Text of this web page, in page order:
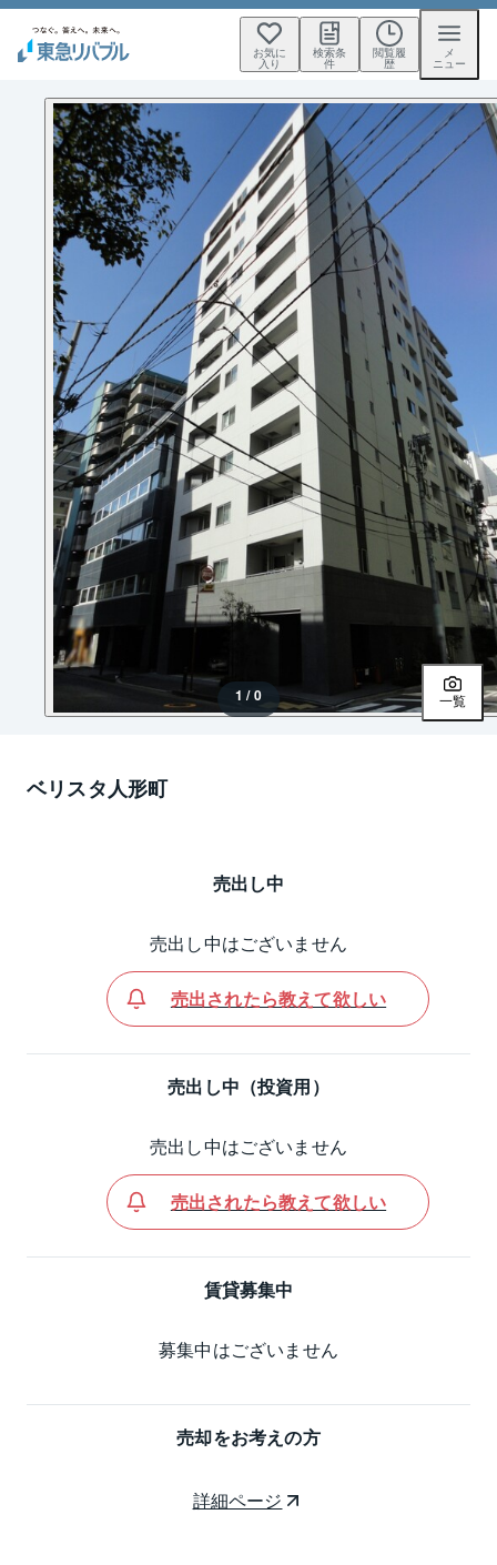
お気に
入り
検索条
件
閲覧履
歴
メ
ニュー
1 / 0 一覧
ベリスタ人形町
売出し中
売出し中はございません
売出されたら教えて欲しい
売出し中（投資用）
売出し中はございません
売出されたら教えて欲しい
賃貸募集中
募集中はございません
売却をお考えの方
詳細ページ